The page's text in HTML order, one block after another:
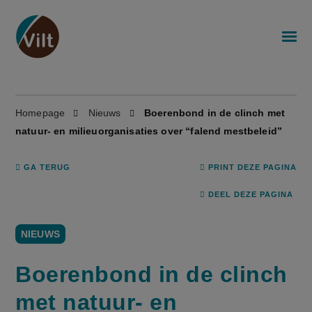
Homepage Nieuws
Boerenbond in de clinch met
natuur- en milieuorganisaties over “falend mestbeleid”
GA TERUG PRINT DEZE PAGINA
DEEL DEZE PAGINA
NIEUWS
Boerenbond in de clinch
met natuur- en